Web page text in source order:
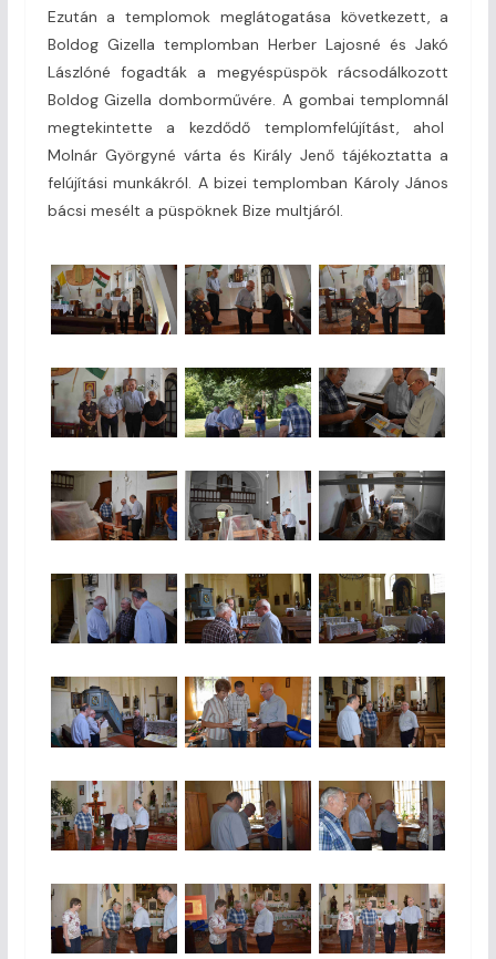
Ezután a templomok meglátogatása következett, a
Boldog Gizella templomban Herber Lajosné és Jakó
Lászlóné fogadták a megyéspüspök rácsodálkozott
Boldog Gizella domborművére. A gombai templomnál
megtekintette a kezdődő templomfelújítást, ahol
Molnár Györgyné várta és Király Jenő tájékoztatta a
felújítási munkákról. A bizei templomban Károly János
bácsi mesélt a püspöknek Bize multjáról.